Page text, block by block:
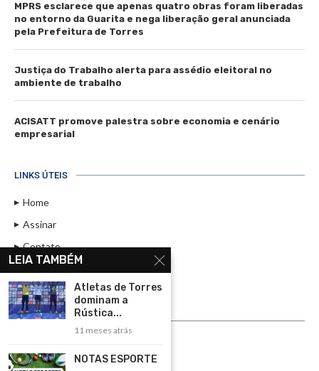
MPRS esclarece que apenas quatro obras foram liberadas
no entorno da Guarita e nega liberação geral anunciada
pela Prefeitura de Torres
Justiça do Trabalho alerta para assédio eleitoral no
ambiente de trabalho
ACISATT promove palestra sobre economia e cenário
empresarial
LINKS ÚTEIS
Home
Assinar
Contato
Rádio Maristela - Ao Vivo
ASSINE
ASSINE
LEIA TAMBÉM
Atletas de Torres
dominam a
Rústica...
11 meses atrás
NOTAS ESPORTE